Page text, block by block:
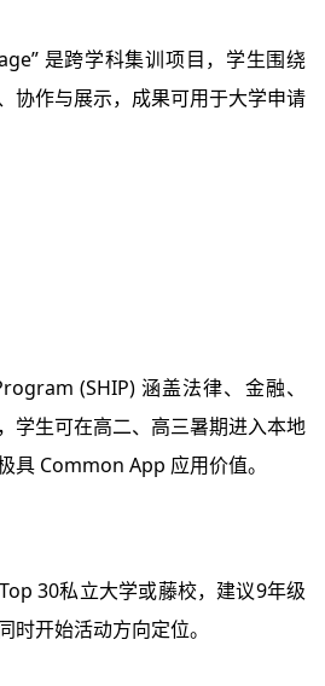
是跨学科集训项目，学生围绕
协作与展示，成果可用于大学申请
(SHIP) 涵盖法律、金融、
学生可在高二、高三暑期进入本地
具 Common App 应用价值。
30私立大学或藤校，建议9年级
时开始活动方向定位。